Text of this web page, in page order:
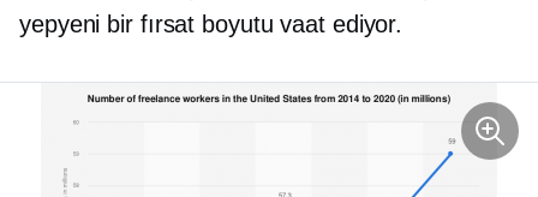
yepyeni bir fırsat boyutu vaat ediyor.